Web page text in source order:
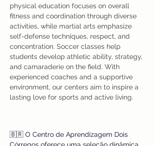
physical education focuses on overall
fitness and coordination through diverse
activities, while martial arts emphasize
self-defense techniques, respect, and
concentration. Soccer classes help
students develop athletic ability, strategy,
and camaraderie on the field. With
experienced coaches and a supportive
environment, our centers aim to inspire a
lasting love for sports and active living.
🇧🇷 O Centro de Aprendizagem Dois